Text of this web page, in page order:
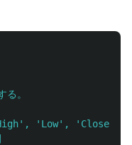
。
' , ' Low' , ' Close